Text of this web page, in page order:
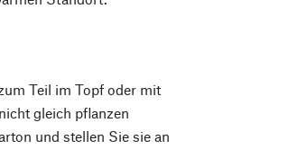
Teil im Topf oder mit
gleich pflanzen
und stellen Sie sie an